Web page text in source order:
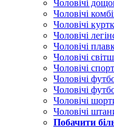
Чоловічі
Чоловічі
Чоловічі
Чоловічі
Чоловічі
Чоловічі
Чоловічі
Чоловічі
Чоловічі
Чоловічі
Чоловічі
Побачити